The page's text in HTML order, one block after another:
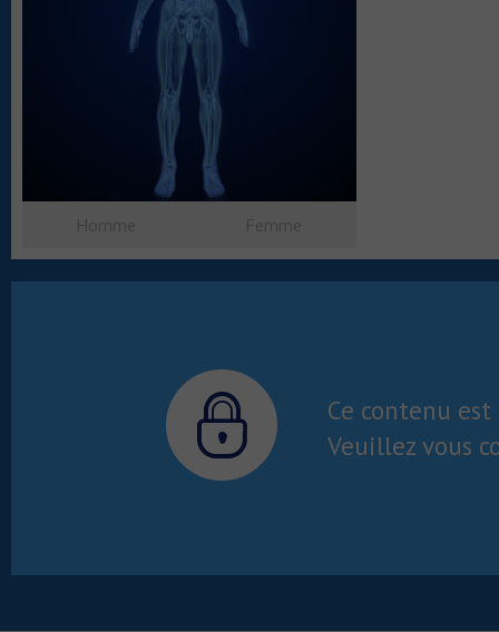
Ce contenu
Veuillez vous